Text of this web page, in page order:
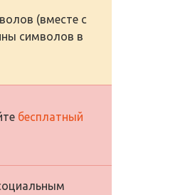
(вместе с
символов в
бесплатный